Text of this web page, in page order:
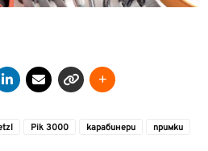
Pik 3000 карабинери примки